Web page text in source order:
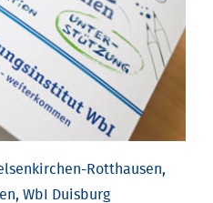
Rotthausen,
WbI Duisburg